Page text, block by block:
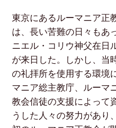
東京にあるルーマニア正
は、長い苦難の日々もあ
ニエル・コリウ神父在日
が来日した。しかし、当
の礼拝所を使用する環境
マニア総主教庁、ルーマ
教会信徒の支援によって
うした人々の努力があり